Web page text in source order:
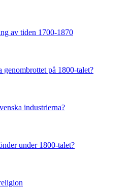
av tiden 1700-1870
genombrottet på 1800-talet?
industrierna?
under 1800-talet?